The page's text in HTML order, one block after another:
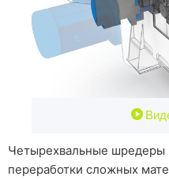

Четырехвальные шредеры
переработки сложных